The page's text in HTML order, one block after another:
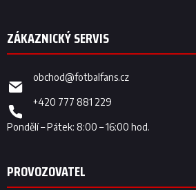
obchod@fotbalfans.cz
+420 777 881 229